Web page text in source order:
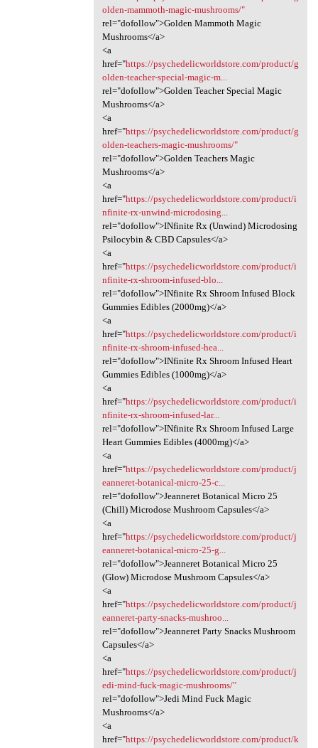
olden-mammoth-magic-mushrooms/"
rel="dofollow">Golden Mammoth Magic
Mushrooms</a>
<a
href="https://psychedelicworldstore.com/product/g
olden-teacher-special-magic-m...
rel="dofollow">Golden Teacher Special Magic
Mushrooms</a>
<a
href="https://psychedelicworldstore.com/product/g
olden-teachers-magic-mushrooms/"
rel="dofollow">Golden Teachers Magic
Mushrooms</a>
<a
href="https://psychedelicworldstore.com/product/i
nfinite-rx-unwind-microdosing...
rel="dofollow">INfinite Rx (Unwind) Microdosing
Psilocybin & CBD Capsules</a>
<a
href="https://psychedelicworldstore.com/product/i
nfinite-rx-shroom-infused-blo...
rel="dofollow">INfinite Rx Shroom Infused Block
Gummies Edibles (2000mg)</a>
<a
href="https://psychedelicworldstore.com/product/i
nfinite-rx-shroom-infused-hea...
rel="dofollow">INfinite Rx Shroom Infused Heart
Gummies Edibles (1000mg)</a>
<a
href="https://psychedelicworldstore.com/product/i
nfinite-rx-shroom-infused-lar...
rel="dofollow">INfinite Rx Shroom Infused Large
Heart Gummies Edibles (4000mg)</a>
<a
href="https://psychedelicworldstore.com/product/j
eanneret-botanical-micro-25-c...
rel="dofollow">Jeanneret Botanical Micro 25
(Chill) Microdose Mushroom Capsules</a>
<a
href="https://psychedelicworldstore.com/product/j
eanneret-botanical-micro-25-g...
rel="dofollow">Jeanneret Botanical Micro 25
(Glow) Microdose Mushroom Capsules</a>
<a
href="https://psychedelicworldstore.com/product/j
eanneret-party-snacks-mushroo...
rel="dofollow">Jeanneret Party Snacks Mushroom
Capsules</a>
<a
href="https://psychedelicworldstore.com/product/j
edi-mind-fuck-magic-mushrooms/"
rel="dofollow">Jedi Mind Fuck Magic
Mushrooms</a>
<a
href="https://psychedelicworldstore.com/product/k